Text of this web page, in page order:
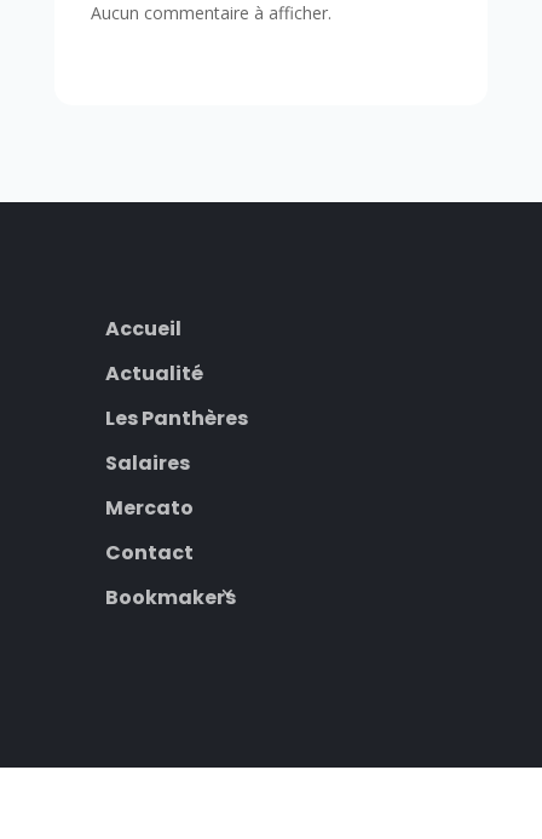
Aucun commentaire à afficher.
Accueil
Actualité
Les Panthères
Salaires
Mercato
Contact
Bookmakers